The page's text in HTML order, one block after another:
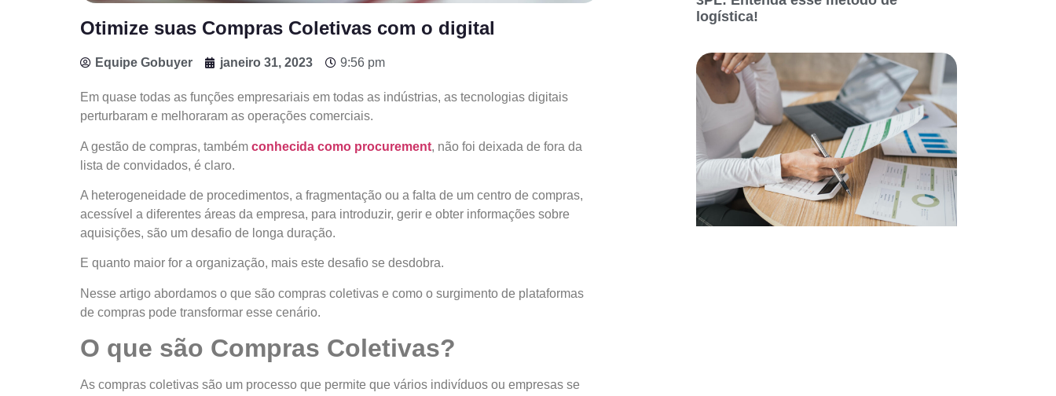
Otimize suas Compras Coletivas com o digital
Equipe Gobuyer janeiro 31, 2023 9:56 pm
Em quase todas as funções empresariais em todas as indústrias, as tecnologias digitais
perturbaram e melhoraram as operações comerciais.
A gestão de compras, também conhecida como procurement, não foi deixada de fora da
lista de convidados, é claro.
A heterogeneidade de procedimentos, a fragmentação ou a falta de um centro de compras,
acessível a diferentes áreas da empresa, para introduzir, gerir e obter informações sobre
aquisições, são um desafio de longa duração.
E quanto maior for a organização, mais este desafio se desdobra.
Nesse artigo abordamos o que são compras coletivas e como o surgimento de plataformas
de compras pode transformar esse cenário.
O que são Compras Coletivas?
As compras coletivas são um processo que permite que vários indivíduos ou empresas se
logística!